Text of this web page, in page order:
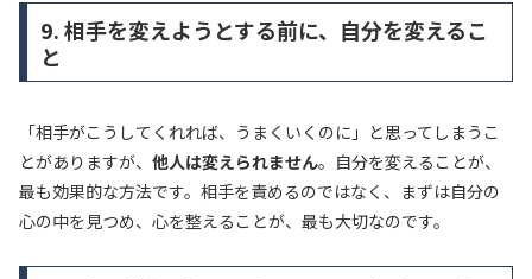
9. 相手を変えようとする前に、自分を変えるこ
と
「相手がこうしてくれれば、うまくいくのに」と思ってしまうこ
とがありますが、 他人は変えられません。自分を変えることが、
最も効果的な方法です。相手を責めるのではなく、まずは自分の
心の中を見つめ、心を整えることが、最も大切なのです。